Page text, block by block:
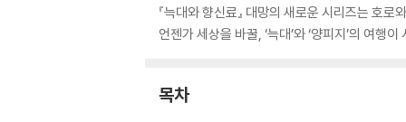
『늑대와 향신료』 대망의 새로운 시리즈는 호
언젠가 세상을 바꿀, ‘늑대’와 ‘양피지’의 여행
목차